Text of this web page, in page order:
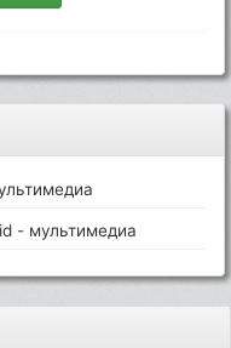
- мультимедиа